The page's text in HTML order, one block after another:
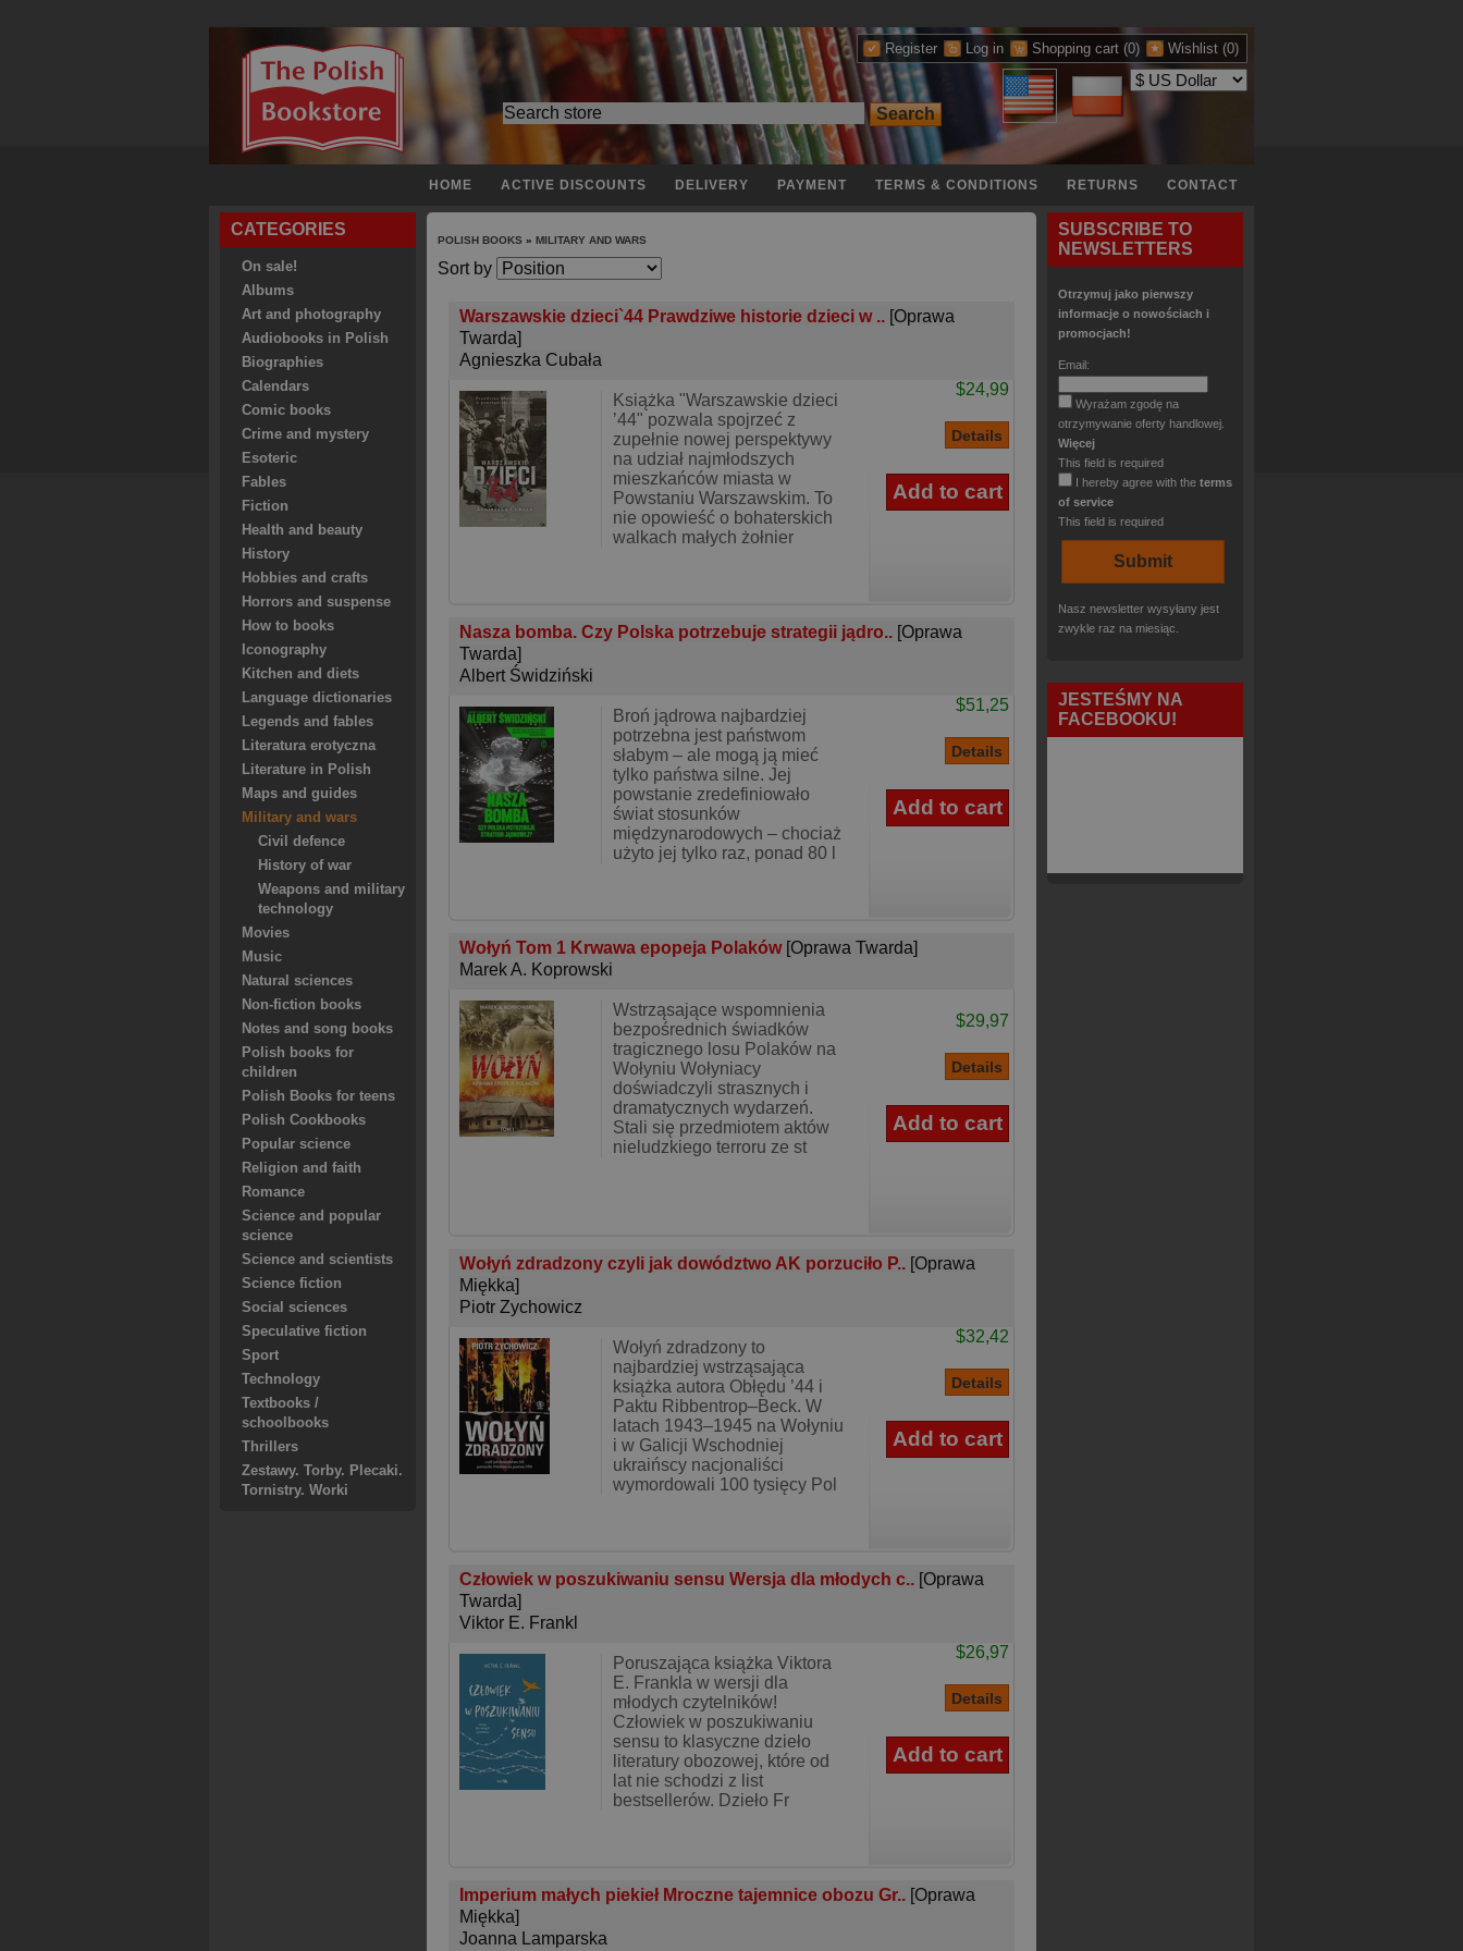
Register Log in Shopping cart (0) Wishlist (0)
HOME ACTIVE DISCOUNTS DELIVERY PAYMENT TERMS & CONDITIONS RETURNS CONTACT
CATEGORIES
On sale!
Albums
Art and photography
Audiobooks in Polish
Biographies
Calendars
Comic books
Crime and mystery
Esoteric
Fables
Fiction
Health and beauty
History
Hobbies and crafts
Horrors and suspense
How to books
Iconography
Kitchen and diets
Language dictionaries
Legends and fables
Literatura erotyczna
Literature in Polish
Maps and guides
Military and wars
Civil defence
History of war
Weapons and military
technology
Movies
Music
Natural sciences
Non-fiction books
Notes and song books
Polish books for
children
Polish Books for teens
Polish Cookbooks
Popular science
Religion and faith
Romance
Science and popular
science
Science and scientists
Science fiction
Social sciences
Speculative fiction
Sport
Technology
Textbooks /
schoolbooks
Thrillers
Zestawy. Torby. Plecaki.
Tornistry. Worki
POLISH BOOKS » MILITARY AND WARS
Sort by
Warszawskie dzieci`44 Prawdziwe historie dzieci w .. [Oprawa
Twarda]
Agnieszka Cubała
Książka "Warszawskie dzieci
’44" pozwala spojrzeć z
zupełnie nowej perspektywy
na udział najmłodszych
mieszkańców miasta w
Powstaniu Warszawskim. To
nie opowieść o bohaterskich
walkach małych żołnier
$24,99
Nasza bomba. Czy Polska potrzebuje strategii jądro.. [Oprawa
Twarda]
Albert Świdziński
Broń jądrowa najbardziej
potrzebna jest państwom
słabym – ale mogą ją mieć
tylko państwa silne. Jej
powstanie zredefiniowało
świat stosunków
międzynarodowych – chociaż
użyto jej tylko raz, ponad 80 l
$51,25
Wołyń Tom 1 Krwawa epopeja Polaków [Oprawa Twarda]
Marek A. Koprowski
Wstrząsające wspomnienia
bezpośrednich świadków
tragicznego losu Polaków na
Wołyniu Wołyniacy
doświadczyli strasznych i
dramatycznych wydarzeń.
Stali się przedmiotem aktów
nieludzkiego terroru ze st
$29,97
Wołyń zdradzony czyli jak dowództwo AK porzuciło P.. [Oprawa
Miękka]
Piotr Zychowicz
Wołyń zdradzony to
najbardziej wstrząsająca
książka autora Obłędu ’44 i
Paktu Ribbentrop–Beck. W
latach 1943–1945 na Wołyniu
i w Galicji Wschodniej
ukraińscy nacjonaliści
wymordowali 100 tysięcy Pol
$32,42
Człowiek w poszukiwaniu sensu Wersja dla młodych c.. [Oprawa
Twarda]
Viktor E. Frankl
Poruszająca książka Viktora
E. Frankla w wersji dla
młodych czytelników!
Człowiek w poszukiwaniu
sensu to klasyczne dzieło
literatury obozowej, które od
lat nie schodzi z list
bestsellerów. Dzieło Fr
$26,97
Imperium małych piekieł Mroczne tajemnice obozu Gr.. [Oprawa
Miękka]
Joanna Lamparska
SUBSCRIBE TO
NEWSLETTERS
Otrzymuj jako pierwszy
informacje o nowościach i
promocjach!
Email:
Wyrażam zgodę na
otrzymywanie oferty handlowej.
Więcej
This field is required
I hereby agree with the terms
of service
This field is required
Nasz newsletter wysyłany jest
zwykle raz na miesiąc.
JESTEŚMY NA
FACEBOOKU!